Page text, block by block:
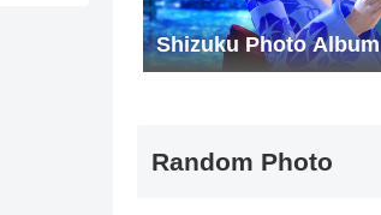
Shizuku Photo Album
Random Photo